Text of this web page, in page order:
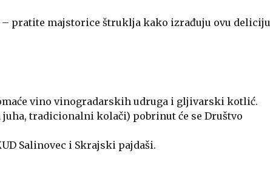
pratite majstorice štruklja kako izrađuju ovu deliciju
vino vinogradarskih udruga i gljivarski kotlić.
tradicionalni kolači) pobrinut će se Društvo
Salinovec i Skrajski pajdaši.